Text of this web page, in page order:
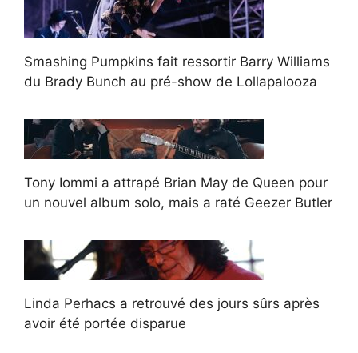
Smashing Pumpkins fait ressortir Barry Williams
du Brady Bunch au pré-show de Lollapalooza
Tony Iommi a attrapé Brian May de Queen pour
un nouvel album solo, mais a raté Geezer Butler
Linda Perhacs a retrouvé des jours sûrs après
avoir été portée disparue